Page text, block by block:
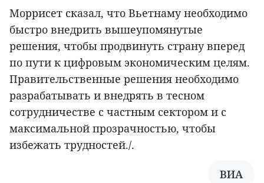
Моррисет сказал, что Вьетнаму необходимо
быстро внедрить вышеупомянутые
решения, чтобы продвинуть страну вперед
по пути к цифровым экономическим целям.
Правительственные решения необходимо
разрабатывать и внедрять в тесном
сотрудничестве с частным сектором и с
максимальной прозрачностью, чтобы
избежать трудностей./.
ВИА